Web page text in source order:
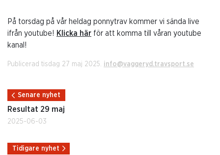
På torsdag på vår heldag ponnytrav kommer vi sända live
ifrån youtube! Klicka här för att komma till våran youtube
kanal!
Publicerad tisdag 27 maj 2025. info@vaggeryd.travsport.se
Senare nyhet
Resultat 29 maj
2025-06-03
Tidigare nyhet